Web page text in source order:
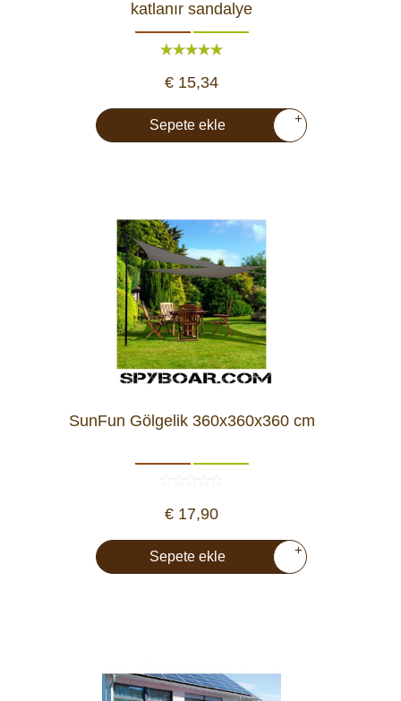
katlanır sandalye
€ 15,34
Sepete ekle +
SunFun Gölgelik 360x360x360 cm
€ 17,90
Sepete ekle +